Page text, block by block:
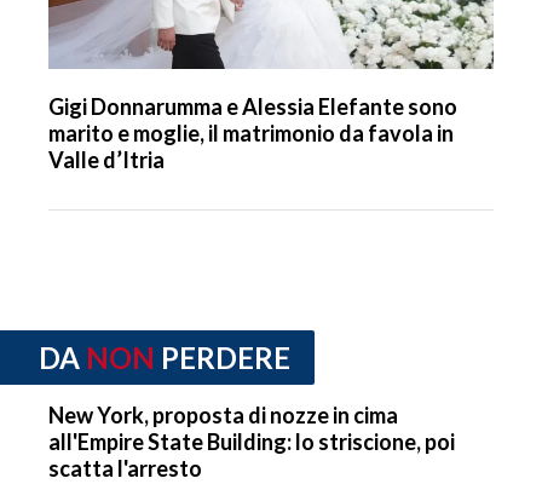
Gigi Donnarumma e Alessia Elefante sono
marito e moglie, il matrimonio da favola in
Valle d’Itria
DA NON PERDERE
New York, proposta di nozze in cima
all'Empire State Building: lo striscione, poi
scatta l'arresto